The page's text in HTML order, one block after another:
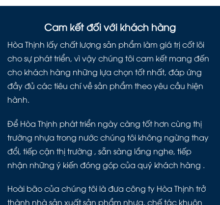
Cam kết đối với khách hàng
Hòa Thịnh lấy chất lượng sản phẩm làm giá trị cốt lõi
cho sự phát triển, vì vậy chúng tôi cam kết mang đến
cho khách hàng những lựa chọn tốt nhất, đáp ứng
đầy đủ các tiêu chí về sản phẩm theo yêu cầu hiện
hành.
Để Hòa Thịnh phát triển ngày càng tốt hơn cùng thị
trường nhựa trong nước chúng tôi không ngừng thay
đổi, tiếp cận thị trường , sẵn sàng lắng nghe, tiếp
nhận những ý kiến đóng góp của quý khách hàng .
Hoài bão của chúng tôi là đưa công ty Hòa Thịnh trở
thành nhà sản xuất sản phẩm nhựa, chế tác khuôn